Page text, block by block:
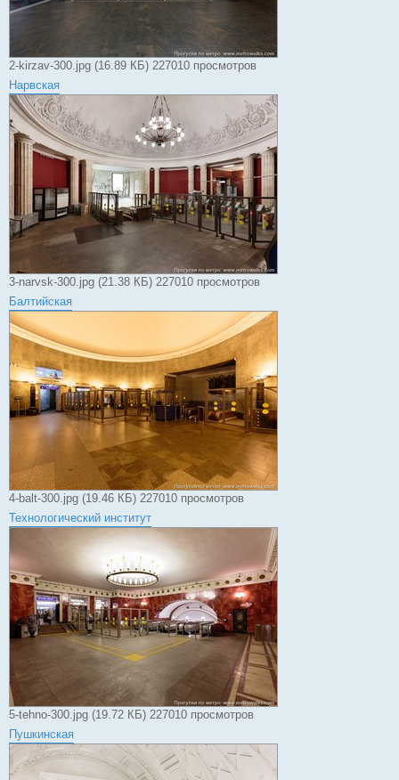
2-kirzav-300.jpg (16.89 КБ) 227010 просмотров
Нарвская
3-narvsk-300.jpg (21.38 КБ) 227010 просмотров
Балтийская
4-balt-300.jpg (19.46 КБ) 227010 просмотров
Технологический институт
5-tehno-300.jpg (19.72 КБ) 227010 просмотров
Пушкинская